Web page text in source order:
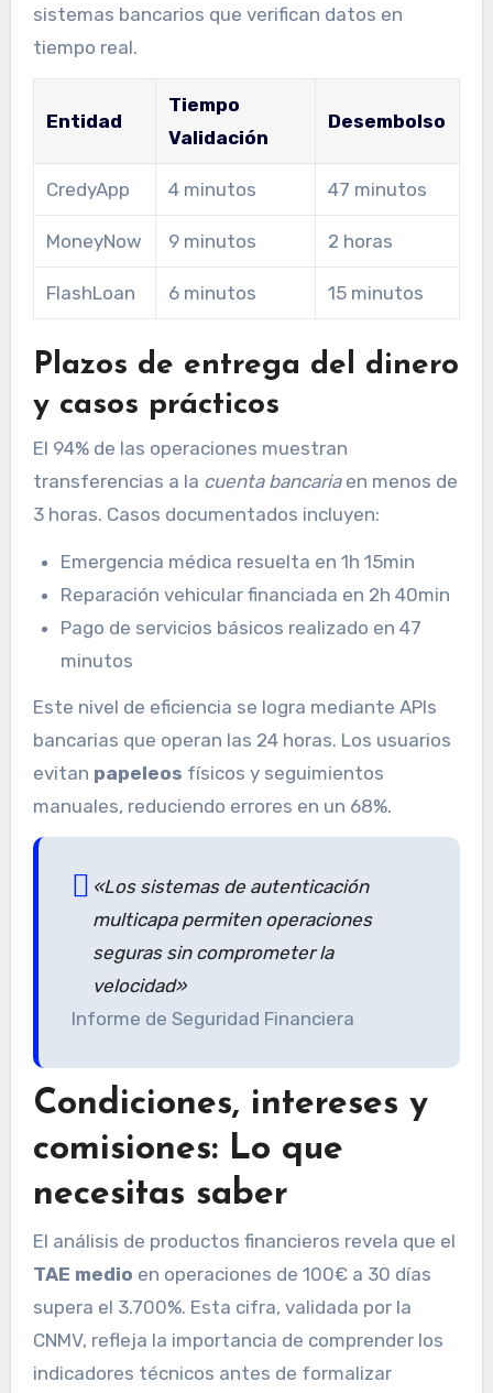
sistemas bancarios que verifican datos en
tiempo real.
Entidad
Tiempo
Validación
Desembolso
CredyApp 4 minutos 47 minutos
MoneyNow 9 minutos 2 horas
FlashLoan 6 minutos 15 minutos
Plazos de entrega del dinero
y casos prácticos
El 94% de las operaciones muestran
transferencias a la cuenta bancariaen menos de
3 horas. Casos documentados incluyen:
Emergencia médica resuelta en 1h 15min
Reparación vehicular financiada en 2h 40min
Pago de servicios básicos realizado en 47
minutos
Este nivel de eficiencia se logra mediante APIs
bancarias que operan las 24 horas. Los usuarios
evitan papeleos físicos y seguimientos
manuales, reduciendo errores en un 68%.
«Los sistemas de autenticación
multicapa permiten operaciones
seguras sin comprometer la
velocidad»
Informe de Seguridad Financiera
Condiciones, intereses y
comisiones: Lo que
necesitas saber
El análisis de productos financieros revela que el
TAE medio en operaciones de 100€ a 30 días
supera el 3.700%. Esta cifra, validada por la
CNMV, refleja la importancia de comprender los
indicadores técnicos antes de formalizar